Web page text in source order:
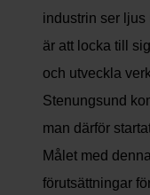
industrin ser ljus
är att locka till
och utveckla
Stenungsund
man därför
Målet med
förutsättningar